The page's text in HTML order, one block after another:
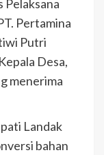
Pertamina
Putri
Desa,
menerima
Landak
bahan